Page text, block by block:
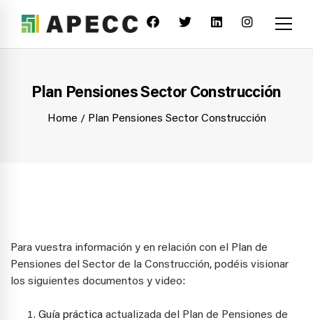
Plan Pensiones Sector Construcción
Home Plan Pensiones Sector Construcción
Para vuestra información y en relación con el Plan de
Pensiones del Sector de la Construcción, podéis visionar
los siguientes documentos y video:
Guía práctica actualizada del Plan de Pensiones de